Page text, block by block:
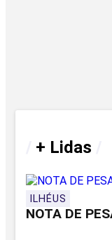
+ Lidas
ILHÉUS
NOTA DE